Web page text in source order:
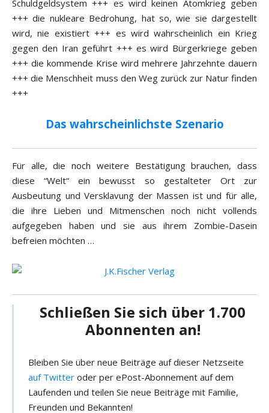
Schuldgeldsystem +++ es wird keinen Atomkrieg geben
+++ die nukleare Bedrohung, hat so, wie sie dargestellt
wird, nie existiert +++ es wird wahrscheinlich ein Krieg
gegen den Iran geführt +++ es wird Bürgerkriege geben
+++ die kommende Krise wird mehrere Jahrzehnte dauern
+++ die Menschheit muss den Weg zurück zur Natur finden
+++
Das wahrscheinlichste Szenario
Für alle, die noch weitere Bestätigung brauchen, dass
diese “Welt“ ein bewusst so gestalteter Ort zur
Ausbeutung und Versklavung der Massen ist und für alle,
die ihre Lieben und Mitmenschen noch nicht vollends
aufgegeben haben und sie aus ihrem Zombie-Dasein
befreien möchten …
Schließen Sie sich über 1.700
Abonnenten an!
Bleiben Sie über neue Beiträge auf dieser Netzseite
auf Twitter oder per ePost-Abonnement auf dem
Laufenden und teilen Sie neue Beiträge mit Familie,
Freunden und Bekannten!